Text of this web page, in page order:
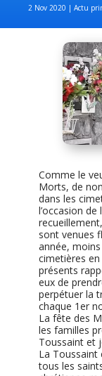
2 Nov 2020 Actu
Comme le
Morts, de
dans les
l’occasion
sont venues
année,
cimetières
présents
eux de
perpétuer la
chaque 1er
La fête des
les familles
Toussaint et
La Toussaint
tous les